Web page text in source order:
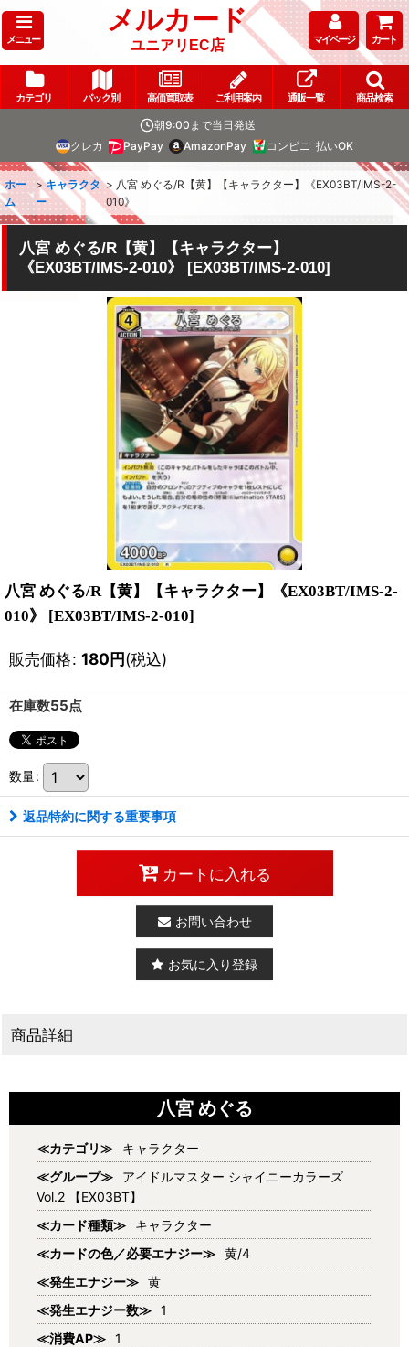
メニュー
メルカード
ユニアリEC店 マイページ カート
カテゴリ パック別 高価買取表 ご利用案内 通販一覧 商品検索
朝9:00まで当日発送
クレカ
PayPay AmazonPay コンビニ 払いOK
ホー
ム
> キャラクタ
ー
> 八宮 めぐる/R【黄】【キャラクター】《EX03BT/IMS-2-
010》
八宮 めぐる/R【黄】【キャラクター】
《EX03BT/IMS-2-010》
[EX03BT/IMS-2-010]
八宮 めぐる/R【黄】【キャラクター】《EX03BT/IMS-2-
010》
[EX03BT/IMS-2-010]
販売価格: 180円(税込)
在庫数55点
数量:
返品特約に関する重要事項
カートに入れる
お問い合わせ
お気に入り登録
商品詳細
八宮 めぐる
≪カテゴリ≫
キャラクター
≪グループ≫
アイドルマスター シャイニーカラーズ
Vol.2 【EX03BT】
≪カード種類≫
キャラクター
≪カードの色／必要エナジー≫ 黄/4
≪発生エナジー≫ 黄
≪発生エナジー数≫ 1
≪消費AP≫ 1